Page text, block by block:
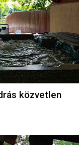
közvetlen